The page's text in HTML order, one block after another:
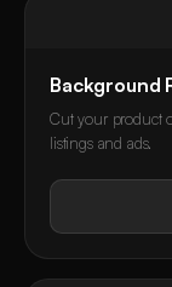
Background
Cut your product
listings and ads.